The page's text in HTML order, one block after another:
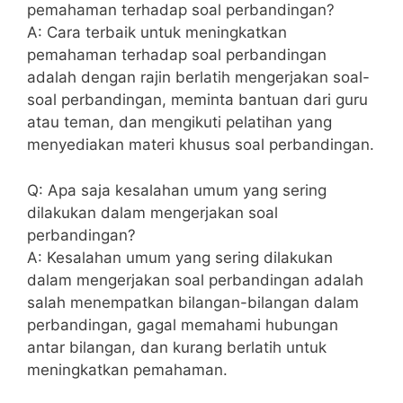
pemahaman terhadap soal perbandingan?
A: Cara terbaik untuk meningkatkan
pemahaman terhadap ‌soal perbandingan
adalah dengan ‍rajin⁢ berlatih mengerjakan soal-
soal perbandingan, meminta ‍bantuan dari guru
atau teman, dan mengikuti ‌pelatihan yang
⁢menyediakan materi khusus soal ‍perbandingan.
Q: Apa‍ saja kesalahan umum yang sering
dilakukan dalam mengerjakan soal
perbandingan?
A: Kesalahan umum⁣ yang sering dilakukan
dalam mengerjakan soal perbandingan​ adalah
salah ‍menempatkan bilangan-bilangan dalam
perbandingan, gagal memahami hubungan
antar bilangan, dan kurang berlatih untuk ​
meningkatkan pemahaman.